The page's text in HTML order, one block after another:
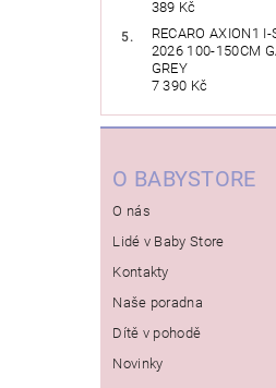
389 Kč
RECARO AXION1 I-
2026 100-150CM
GREY
7 390 Kč
O BABYSTORE
O nás
Lidé v Baby Store
Kontakty
Naše poradna
Dítě v pohodě
Novinky